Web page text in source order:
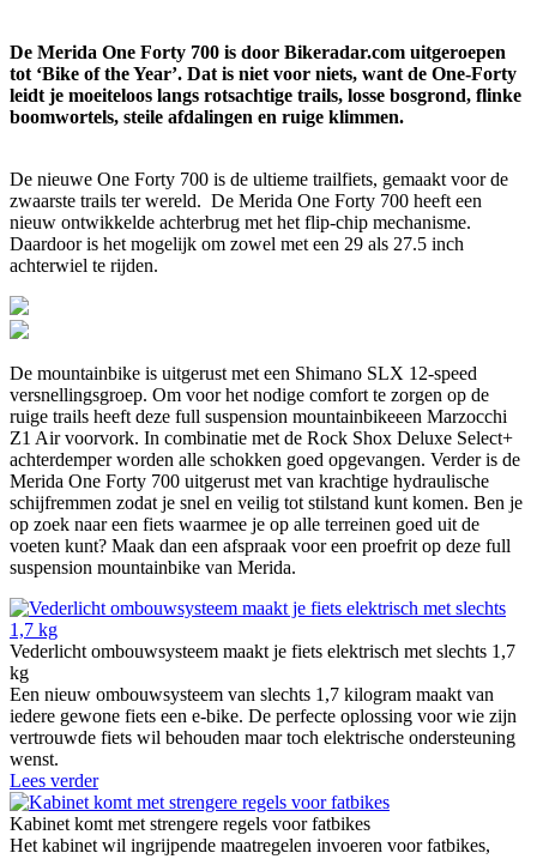
De Merida One Forty 700 is door Bikeradar.com uitgeroepen
tot ‘Bike of the Year’. Dat is niet voor niets, want de One-Forty
leidt je moeiteloos langs rotsachtige trails, losse bosgrond, flinke
boomwortels, steile afdalingen en ruige klimmen.
De nieuwe One Forty 700 is de ultieme trailfiets, gemaakt voor de
zwaarste trails ter wereld. De Merida One Forty 700 heeft een
nieuw ontwikkelde achterbrug met het flip-chip mechanisme.
Daardoor is het mogelijk om zowel met een 29 als 27.5 inch
achterwiel te rijden.
De mountainbike is uitgerust met een Shimano SLX 12-speed
versnellingsgroep. Om voor het nodige comfort te zorgen op de
ruige trails heeft deze full suspension mountainbikeeen Marzocchi
Z1 Air voorvork. In combinatie met de Rock Shox Deluxe Select+
achterdemper worden alle schokken goed opgevangen. Verder is de
Merida One Forty 700 uitgerust met van krachtige hydraulische
schijfremmen zodat je snel en veilig tot stilstand kunt komen. Ben je
op zoek naar een fiets waarmee je op alle terreinen goed uit de
voeten kunt? Maak dan een afspraak voor een proefrit op deze full
suspension mountainbike van Merida.
Vederlicht ombouwsysteem maakt je fiets elektrisch met slechts 1,7
kg
Een nieuw ombouwsysteem van slechts 1,7 kilogram maakt van
iedere gewone fiets een e-bike. De perfecte oplossing voor wie zijn
vertrouwde fiets wil behouden maar toch elektrische ondersteuning
wenst.
Lees verder
Kabinet komt met strengere regels voor fatbikes
Het kabinet wil ingrijpende maatregelen invoeren voor fatbikes,